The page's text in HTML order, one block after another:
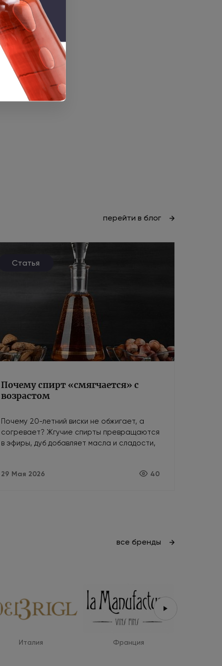
перейти в блог
Статья
Почему спирт «смягчается» с
возрастом
Почему 20-летний виски не обжигает, а
согревает? Жгучие спирты превращаются
в эфиры, дуб добавляет масла и сладости,
29 Мая 2026 40
все бренды
Италия Франция